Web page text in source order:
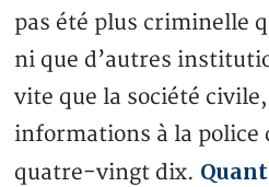
pas été plus criminelle
ni que d’autres
vite que la société
informations à la police
quatre-vingt dix.